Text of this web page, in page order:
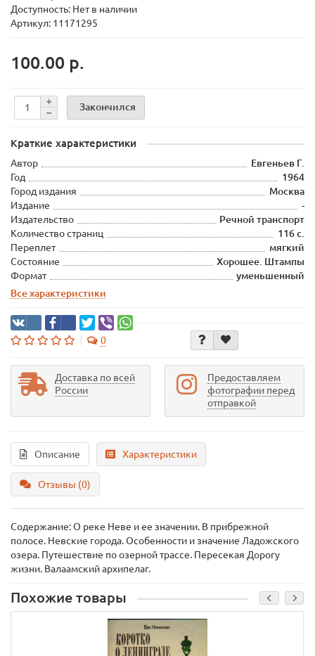
Доступность: Нет в наличии
Артикул: 11171295
100.00 р.
Закончился
Краткие характеристики
Автор
Евгеньев Г.
Год
1964
Город издания
Москва
Издание
-
Издательство
Речной транспорт
Количество страниц
116 с.
Переплет
мягкий
Состояние
Хорошее. Штампы
Формат
уменьшенный
Все характеристики
0
Доставка по всей
России
Предоставляем
фотографии перед
отправкой
Описание Характеристики
Отзывы (0)
Содержание: О реке Неве и ее значении. В прибрежной
полосе. Невские города. Особенности и значение Ладожского
озера. Путешествие по озерной трассе. Пересекая Дорогу
жизни. Валаамский архипелаг.
Похожие товары